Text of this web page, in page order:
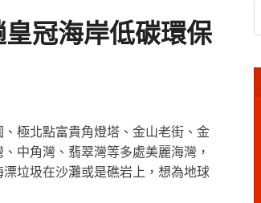
冠海岸低碳環保
極北點富貴角燈塔、金山老街、金
中角灣、翡翠灣等多處美麗海灣，
垃圾在沙灘或是礁岩上，想為地球